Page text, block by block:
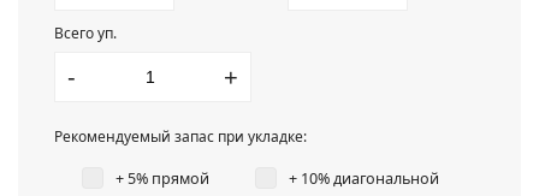
Всего уп.
- +
Рекомендуемый запас при укладке:
+ 5% прямой + 10% диагональной